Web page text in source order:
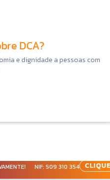
DCA?
e dignidade a pessoas com
NIF: 509 310 354